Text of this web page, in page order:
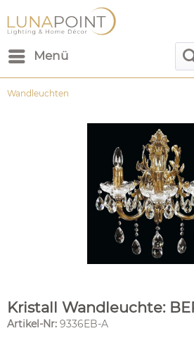
Menü
Wandleuchten
Kristall Wandleuchte:
Artikel-Nr: 9336EB-A